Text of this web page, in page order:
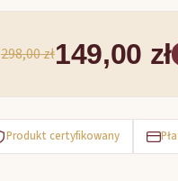
298,00 zł149,00 zł
Produkt certyfikowany